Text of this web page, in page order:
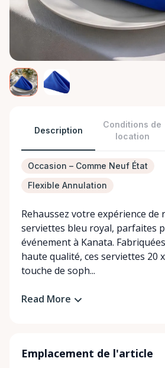
Description
Conditions de
location
Occasion – Comme Neuf État
Flexible Annulation
Rehaussez votre expérience de
serviettes bleu royal, parfaites
événement à Kanata.
haute qualité, ces serviettes 20
touche de soph...
Read More
Emplacement de l'article